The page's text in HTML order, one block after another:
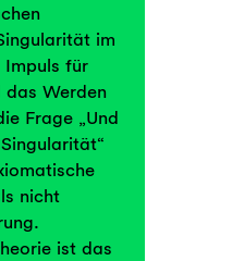
im
Impuls für
das Werden
Frage „Und
nicht
ist das